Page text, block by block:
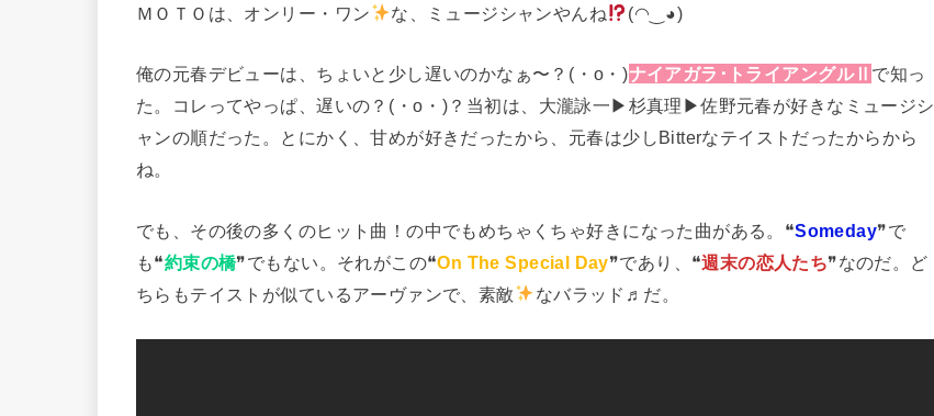
ＭＯＴＯは、オンリー・ワン
な、ミュージシャンやんね (⁠◠⁠‿⁠◕⁠)
俺の元春デビューは、ちょいと少し遅いのかなぁ〜？(⁠・⁠o⁠・⁠)ナイアガラ･トライアングルⅡ で知っ
た。コレってやっぱ、遅いの？(⁠・⁠o⁠・⁠)？当初は、大瀧詠一▶杉真理▶佐野元春が好きなミュージシ
ャンの順だった。とにかく、甘めが好きだったから、元春は少しBitterなテイストだったからから
ね。
でも、その後の多くのヒット曲！の中でもめちゃくちゃ好きになった曲がある。❝Someday❞で
も❝約束の橋❞でもない。それがこの❝On The Special Day❞であり、❝週末の恋人たち❞なのだ。ど
ちらもテイストが似ているアーヴァンで、素敵
なバラッド♬だ。